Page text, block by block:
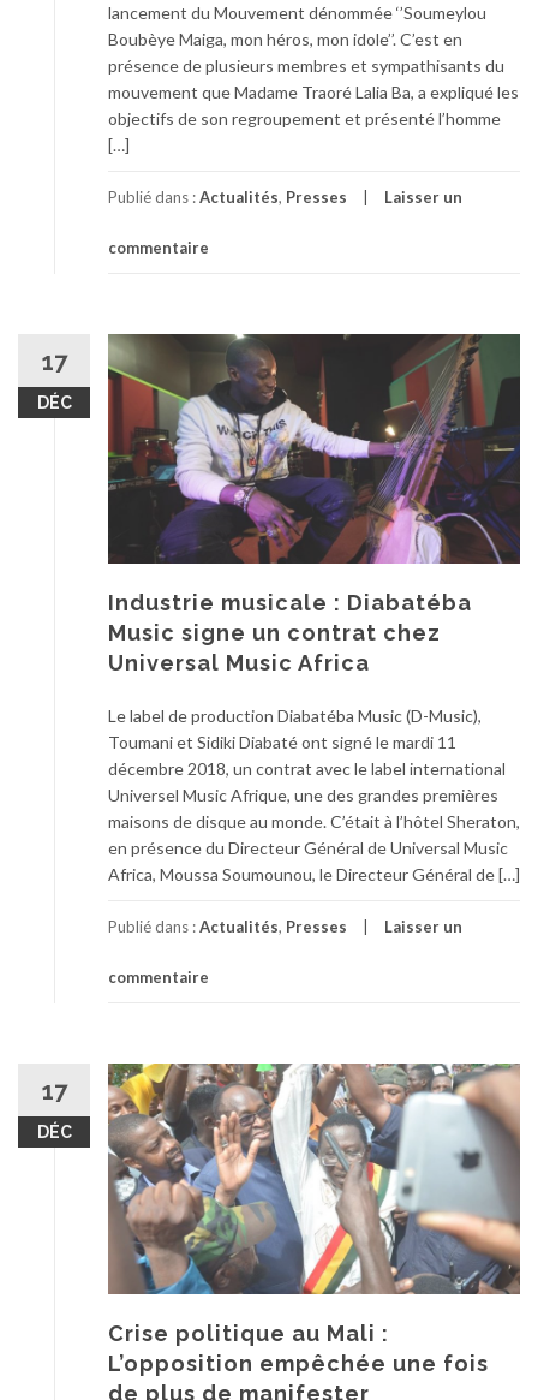
lancement du Mouvement dénommée ‘’Soumeylou
Boubèye Maiga, mon héros, mon idole’’. C’est en
présence de plusieurs membres et sympathisants du
mouvement que Madame Traoré Lalia Ba, a expliqué les
objectifs de son regroupement et présenté l’homme
[…]
Publié dans :Actualités, Presses Laisser un
commentaire
17
DÉC
Industrie musicale : Diabatéba
Music signe un contrat chez
Universal Music Africa
Le label de production Diabatéba Music (D-Music),
Toumani et Sidiki Diabaté ont signé le mardi 11
décembre 2018, un contrat avec le label international
Universel Music Afrique, une des grandes premières
maisons de disque au monde. C’était à l’hôtel Sheraton,
en présence du Directeur Général de Universal Music
Africa, Moussa Soumounou, le Directeur Général de […]
Publié dans :Actualités, Presses Laisser un
commentaire
17
DÉC
Crise politique au Mali :
L’opposition empêchée une fois
de plus de manifester